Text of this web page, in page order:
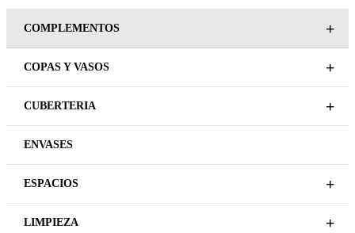
+
COMPLEMENTOS
+
COPAS Y VASOS
+
CUBERTERIA
ENVASES
+
ESPACIOS
+
LIMPIEZA